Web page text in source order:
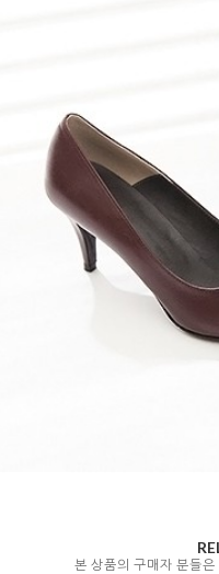
본 상품의 구매자 분들